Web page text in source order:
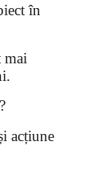
în
mai
acțiune